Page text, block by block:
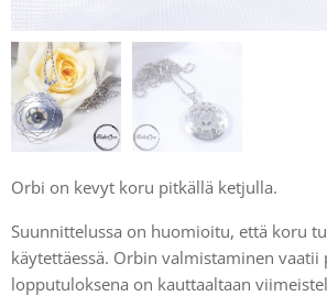
Orbi on kevyt koru pitkällä ketjulla.
Suunnittelussa on huomioitu, että koru
käytettäessä. Orbin valmistaminen vaatii
lopputuloksena on kauttaaltaan